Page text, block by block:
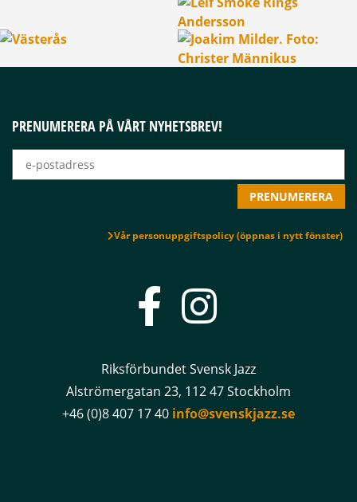
PRENUMERERA PÅ VÅRT NYHETSBREV!
Vår personuppgiftspolicy (öppnas i nytt fönster)
Riksförbundet Svensk Jazz
Alströmergatan 23, 112 47 Stockholm
+46 (0)8 407 17 40 info@svenskjazz.se